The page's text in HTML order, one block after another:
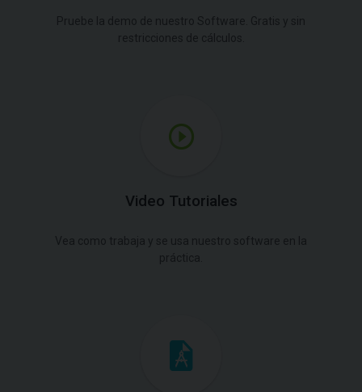
Pruebe la demo de nuestro Software. Gratis y sin
restricciones de cálculos.
Video Tutoriales
Vea como trabaja y se usa nuestro software en la
práctica.